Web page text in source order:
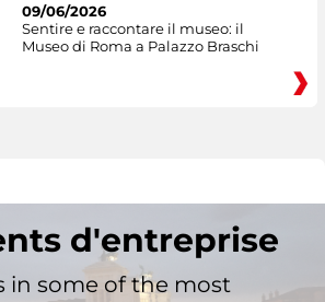
09/06/2026
Sentire e raccontare il museo: il
Museo di Roma a Palazzo Braschi
d'entreprise
in some of the most